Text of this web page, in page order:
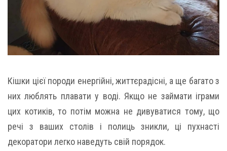
Кішки цієї породи енергійні, життєрадісні, а ще багато з
них люблять плавати у воді. Якщо не займати іграми
цих котиків, то потім можна не дивуватися тому, що
речі з ваших столів і полиць зникли, ці пухнасті
декоратори легко наведуть свій порядок.